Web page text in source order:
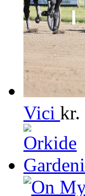
Vici kr.